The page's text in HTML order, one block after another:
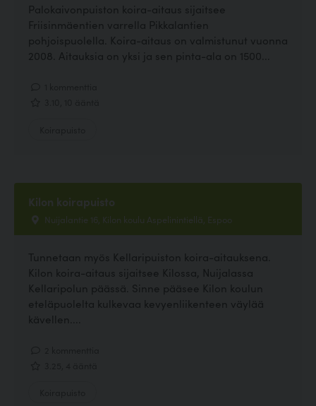
Palokaivonpuiston koira-aitaus sijaitsee
Friisinmäentien varrella Pikkalantien
pohjoispuolella. Koira-aitaus on valmistunut vuonna
2008. Aitauksia on yksi ja sen pinta-ala on 1500...
Kilon koirapuisto
Nuijalantie 16, Kilon koulu Aspelinintiellä, Espoo
Tunnetaan myös Kellaripuiston koira-aitauksena.
Kilon koira-aitaus sijaitsee Kilossa, Nuijalassa
Kellaripolun päässä. Sinne pääsee Kilon koulun
eteläpuolelta kulkevaa kevyenliikenteen väylää
kävellen....